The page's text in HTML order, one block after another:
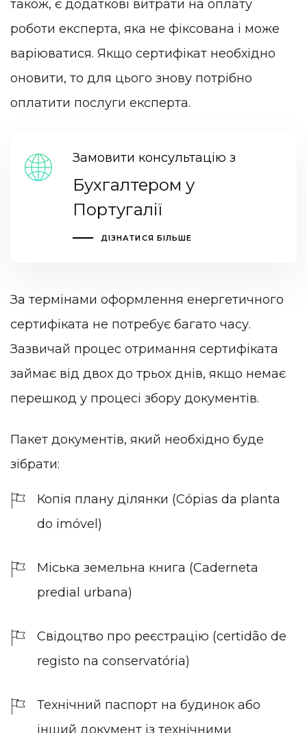
також, є додаткові витрати на оплату
роботи експерта, яка не фіксована і може
варіюватися. Якщо сертифікат необхідно
оновити, то для цього знову потрібно
оплатити послуги експерта.
Замовити консультацію з
Бухгалтером у
Португалії
ДІЗНАТИСЯ БІЛЬШЕ
За термінами оформлення енергетичного
сертифіката не потребує багато часу.
Зазвичай процес отримання сертифіката
займає від двох до трьох днів, якщо немає
перешкод у процесі збору документів.
Пакет документів, який необхідно буде
зібрати:
Копія плану ділянки (Cópias da planta
do imóvel)
Міська земельна книга (Caderneta
predial urbana)
Свідоцтво про реєстрацію (certidão de
registo na conservatória)
Технічний паспорт на будинок або
інший документ із технічними